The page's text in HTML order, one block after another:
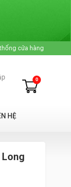
cửa hàng
0
HỆ
Long